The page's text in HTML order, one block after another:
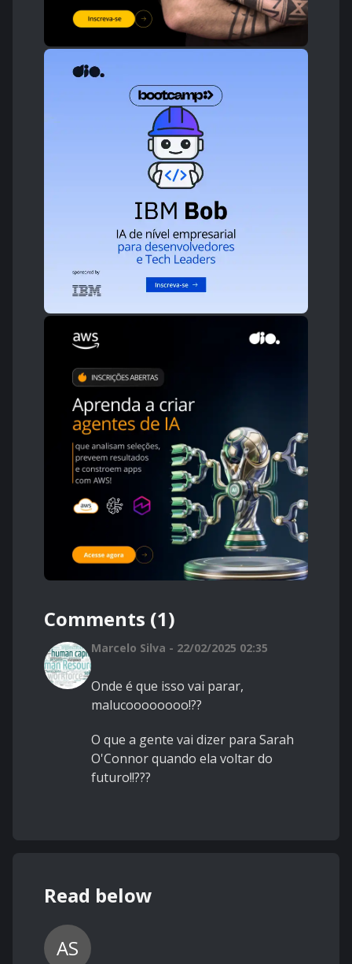
Comments (1)
Marcelo Silva - 22/02/2025 02:35
Onde é que isso vai parar,
malucoooooooo!??
O que a gente vai dizer para Sarah
O'Connor quando ela voltar do
futuro!!???
Read below
AS